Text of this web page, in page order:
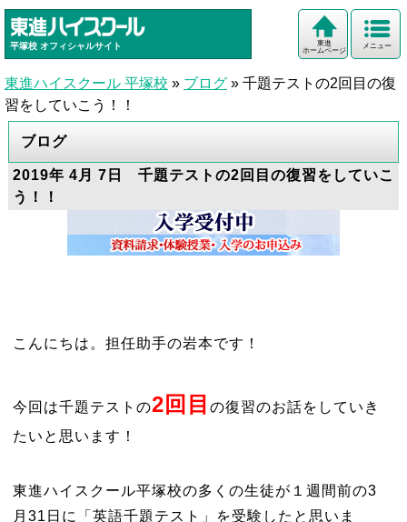
平塚校 オフィシャルサイト メニュー
東進
ホームページ
東進ハイスクール 平塚校 » ブログ » 千題テストの2回目の復
習をしていこう！！
ブログ
2019年 4月 7日 千題テストの2回目の復習をしていこ
う！！
こんにちは。担任助手の岩本です！
今回は千題テストの2回目 の復習のお話をしていき
たいと思います！
東進ハイスクール平塚校の多くの生徒が１週間前の3
月31日に「英語千題テスト」を受験したと思いま